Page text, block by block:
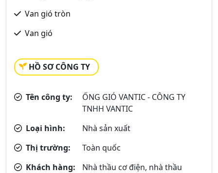
Van gió tròn
Van gió
HỒ SƠ CÔNG TY
Tên công ty:
ỐNG GIÓ VANTIC - CÔNG TY
TNHH VANTIC
Loại hình:
Nhà sản xuất
Thị trường:
Toàn quốc
Khách hàng:
Nhà thầu cơ điện, nhà thầu